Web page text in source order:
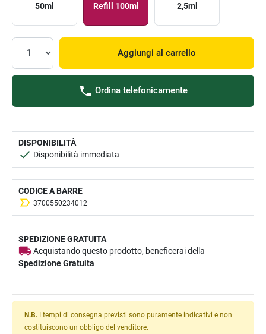
50ml Refill 100ml 2,5ml
Aggiungi al carrello
Ordina telefonicamente
DISPONIBILITÀ
Disponibilità immediata
CODICE A BARRE
3700550234012
SPEDIZIONE GRATUITA
Acquistando questo prodotto, beneficerai della
Spedizione Gratuita
N.B. I tempi di consegna previsti sono puramente indicativi e non
costituiscono un obbligo del venditore.